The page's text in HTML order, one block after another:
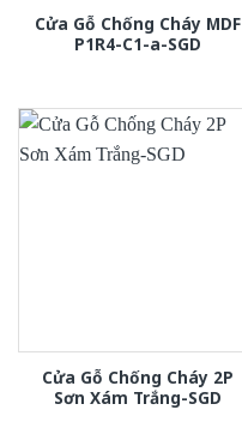
Cửa Gỗ Chống Cháy MDF
P1R4-C1-a-SGD
Cửa Gỗ Chống Cháy 2P
Sơn Xám Trắng-SGD